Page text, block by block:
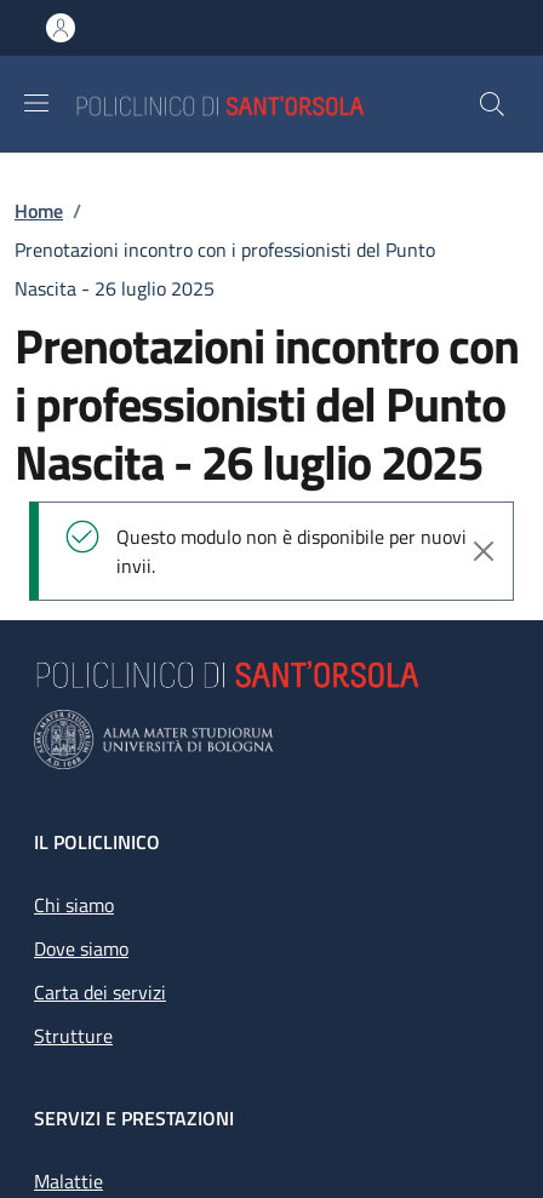
al contenuto principale
to footer content
Briciole di pane
Home /
Prenotazioni incontro con i professionisti del Punto
Nascita - 26 luglio 2025
Prenotazioni incontro con
i professionisti del Punto
Nascita - 26 luglio 2025
Messaggio di stato
Questo modulo non è disponibile per nuovi
invii.
Footer
IL POLICLINICO
Chi siamo
Dove siamo
Carta dei servizi
Strutture
SERVIZI E PRESTAZIONI
Malattie